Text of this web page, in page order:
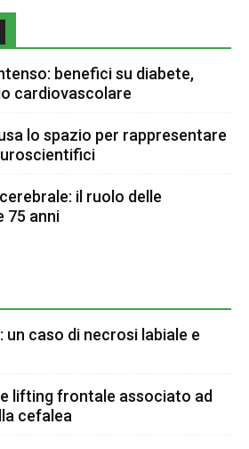
benefici su diabete,
cardiovascolare
lo spazio per rappresentare
il ruolo delle
75 anni
un caso di necrosi labiale e
lifting frontale associato ad
cefalea